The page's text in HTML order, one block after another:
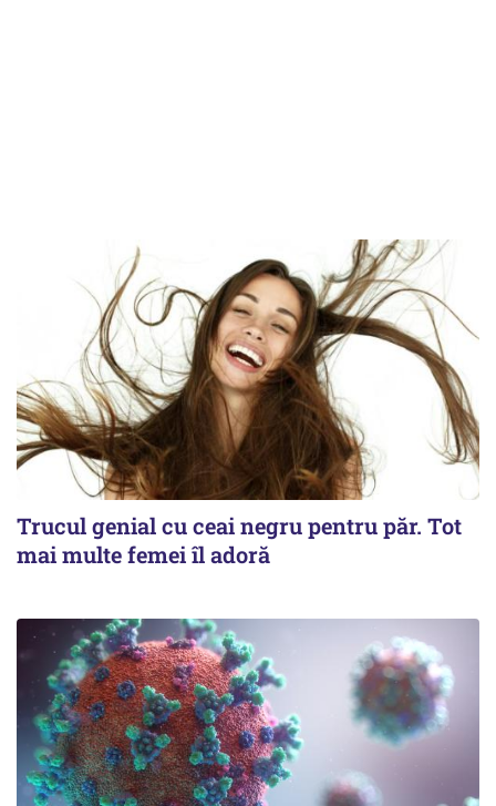
Trucul genial cu ceai negru pentru păr. Tot
mai multe femei îl adoră